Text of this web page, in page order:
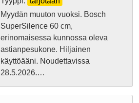
Myydän muuton vuoksi. Bosch
SuperSilence 60 cm,
erinomaisessa kunnossa oleva
astianpesukone. Hiljainen
käyttöääni. Noudettavissa
28.5.2026.…